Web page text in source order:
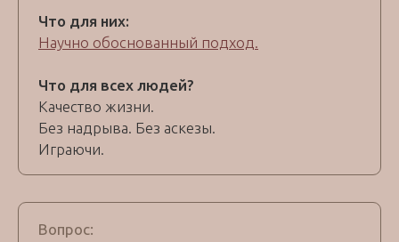
Что для них:
Научно обоснованный подход.
Что для всех людей?
Качество жизни.
Без надрыва. Без аскезы.
Играючи.
Вопрос: